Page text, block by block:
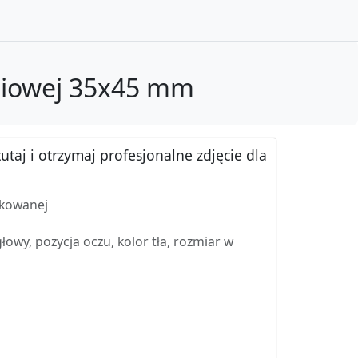
35x45 mm
i otrzymaj profesjonalne zdjęcie dla
pozycja oczu, kolor tła, rozmiar w